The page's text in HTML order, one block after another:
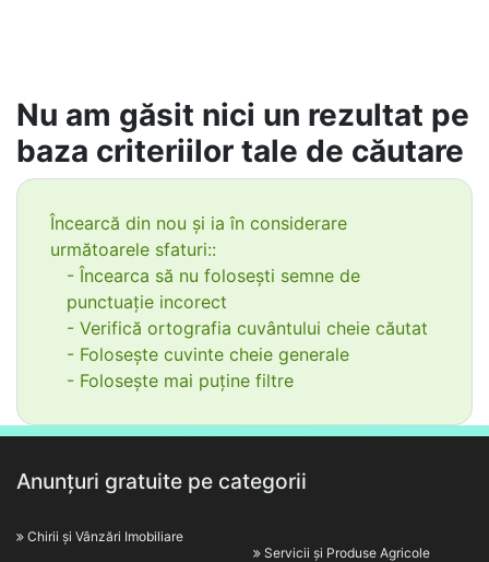
Nu am găsit nici un rezultat pe
baza criteriilor tale de căutare
Încearcă din nou și ia în considerare
următoarele sfaturi::
- Încearca să nu folosești semne de
punctuație incorect
- Verifică ortografia cuvântului cheie căutat
- Folosește cuvinte cheie generale
- Folosește mai puține filtre
Anunțuri gratuite pe categorii
Chirii și Vânzări Imobiliare
Servicii și Produse Agricole